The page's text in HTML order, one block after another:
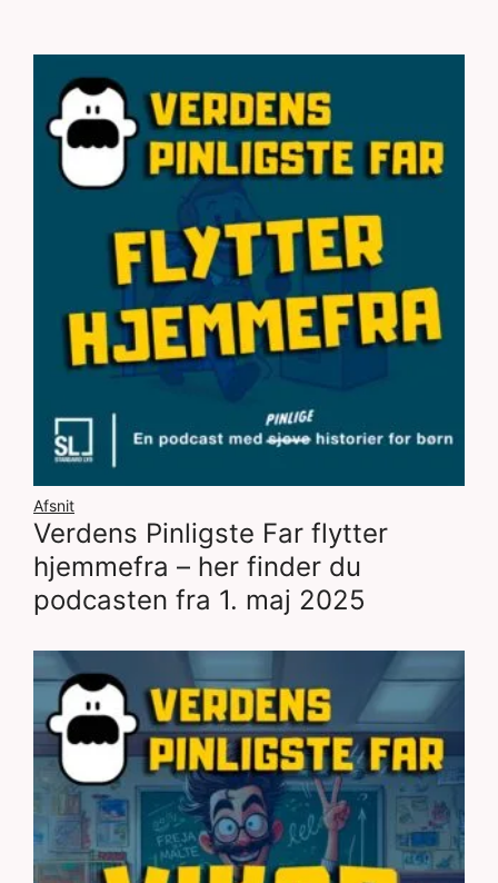
Afsnit
Verdens Pinligste Far flytter
hjemmefra – her finder du
podcasten fra 1. maj 2025